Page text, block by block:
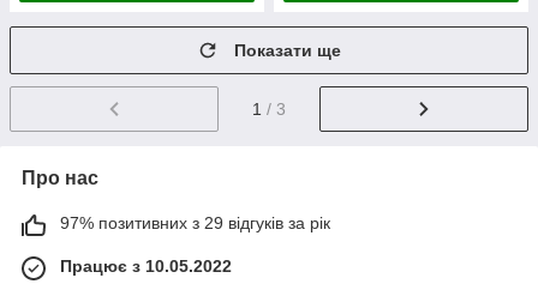
Показати ще
1 / 3
Про нас
97% позитивних з 29 відгуків за рік
Працює з 10.05.2022